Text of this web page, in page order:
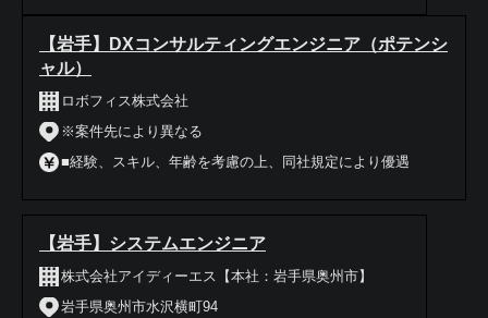
【岩手】DXコンサルティングエンジニア（ポテンシ
ャル）
ロボフィス株式会社
※案件先により異なる
■経験、スキル、年齢を考慮の上、同社規定により優遇
【岩手】システムエンジニア
株式会社アイディーエス【本社：岩手県奥州市】
岩手県奥州市水沢横町94